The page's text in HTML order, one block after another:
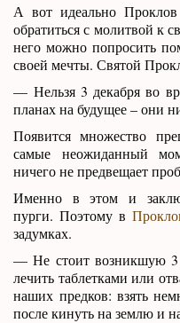
А вот идеально
обратиться с молитвой к
него можно попросить
своей мечты. Святой
— Нельзя 3 декабря во
планах на будущее – они
Появится множество
самые неожиданный
ничего не предвещает
Именно в этом и
пурги. Поэтому в
задумках.
— Не стоит возникшую 3
лечить таблетками или
наших предков: взять
после кинуть на землю и